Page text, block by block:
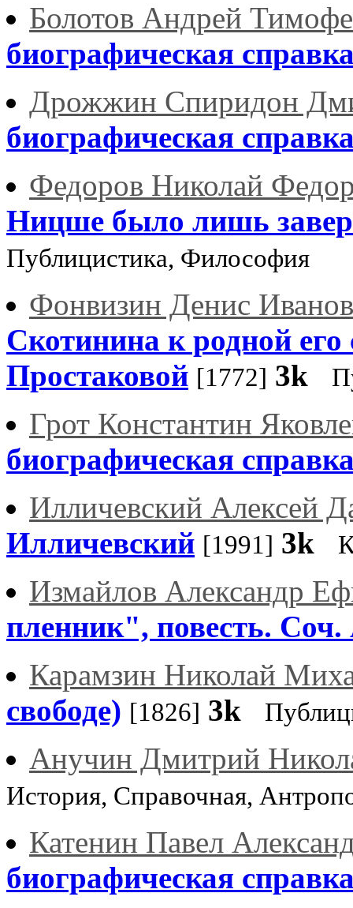
Болотов Андрей
биографическая
Дрожжин Спиридон
биографическая
Федоров Николай
Ницше было лишь
Публицистика, Философия
Фонвизин Денис
Скотинина к родной его
Простаковой [1772] 3k
Грот Константин
биографическая
Илличевский Алексей
Илличевский [1991] 3k
Измайлов Александр
пленник", повесть.
Карамзин Николай
свободе) [1826] 3k
Анучин Дмитрий
История, Справочная,
Катенин Павел
биографическая